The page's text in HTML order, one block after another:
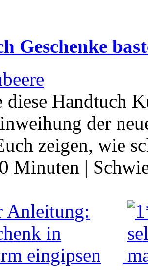
Geschenke
Handtuch
der
zeigen, wie
Minuten |